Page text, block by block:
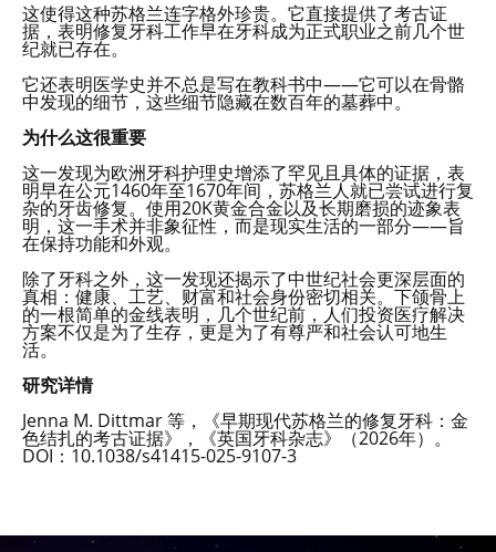
这使得这种苏格兰连字格外珍贵。它直接提供了考古证
据，表明修复牙科工作早在牙科成为正式职业之前几个世
纪就已存在。
它还表明医学史并不总是写在教科书中——它可以在骨骼
中发现的细节，这些细节隐藏在数百年的墓葬中。
为什么这很重要
这一发现为欧洲牙科护理史增添了罕见且具体的证据，表
明早在公元1460年至1670年间，苏格兰人就已尝试进行复
杂的牙齿修复。使用20K黄金合金以及长期磨损的迹象表
明，这一手术并非象征性，而是现实生活的一部分——旨
在保持功能和外观。
除了牙科之外，这一发现还揭示了中世纪社会更深层面的
真相：健康、工艺、财富和社会身份密切相关。下颌骨上
的一根简单的金线表明，几个世纪前，人们投资医疗解决
方案不仅是为了生存，更是为了有尊严和社会认可地生
活。
研究详情
Jenna M. Dittmar 等，《早期现代苏格兰的修复牙科：金
色结扎的考古证据》，《英国牙科杂志》（2026年）。
DOI：10.1038/s41415-025-9107-3